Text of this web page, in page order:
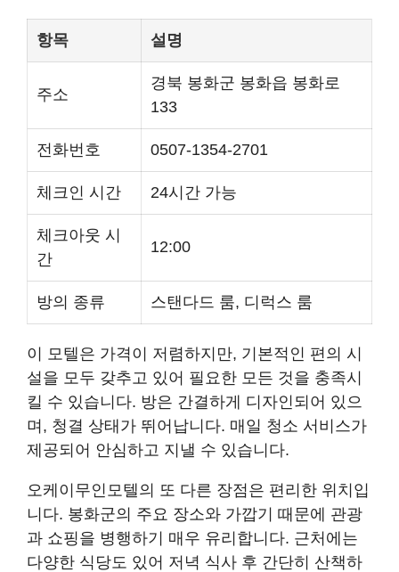
항목 설명
주소
경북 봉화군 봉화읍 봉화로
133
전화번호 0507-1354-2701
체크인 시간 24시간 가능
체크아웃 시
간
12:00
방의 종류 스탠다드 룸, 디럭스 룸
이 모텔은 가격이 저렴하지만, 기본적인 편의 시
설을 모두 갖추고 있어 필요한 모든 것을 충족시
킬 수 있습니다. 방은 간결하게 디자인되어 있으
며, 청결 상태가 뛰어납니다. 매일 청소 서비스가
제공되어 안심하고 지낼 수 있습니다.
오케이무인모텔의 또 다른 장점은 편리한 위치입
니다. 봉화군의 주요 장소와 가깝기 때문에 관광
과 쇼핑을 병행하기 매우 유리합니다. 근처에는
다양한 식당도 있어 저녁 식사 후 간단히 산책하